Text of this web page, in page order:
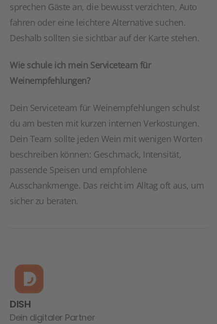
sprechen Gäste an, die bewusst verzichten, Auto
fahren oder eine leichtere Alternative suchen.
Deshalb sollten sie sichtbar auf der Karte stehen.
Wie schule ich mein Serviceteam für
Weinempfehlungen?
Dein Serviceteam für Weinempfehlungen schulst
du am besten mit kurzen internen Verkostungen.
Dein Team sollte jeden Wein mit wenigen Worten
beschreiben können: Geschmack, Intensität,
passende Speisen und empfohlene
Ausschankmenge. Das reicht im Alltag oft aus, um
sicher zu beraten.
DISH
Dein digitaler Partner